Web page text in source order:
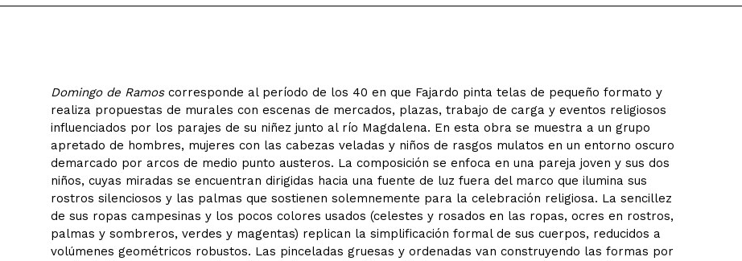
Domingo de Ramoscorresponde al período de los 40 en que Fajardo pinta telas de pequeño formato y
realiza propuestas de murales con escenas de mercados, plazas, trabajo de carga y eventos religiosos
influenciados por los parajes de su niñez junto al río Magdalena. En esta obra se muestra a un grupo
apretado de hombres, mujeres con las cabezas veladas y niños de rasgos mulatos en un entorno oscuro
demarcado por arcos de medio punto austeros. La composición se enfoca en una pareja joven y sus dos
niños, cuyas miradas se encuentran dirigidas hacia una fuente de luz fuera del marco que ilumina sus
rostros silenciosos y las palmas que sostienen solemnemente para la celebración religiosa. La sencillez
de sus ropas campesinas y los pocos colores usados (celestes y rosados en las ropas, ocres en rostros,
palmas y sombreros, verdes y magentas) replican la simplificación formal de sus cuerpos, reducidos a
volúmenes geométricos robustos. Las pinceladas gruesas y ordenadas van construyendo las formas por